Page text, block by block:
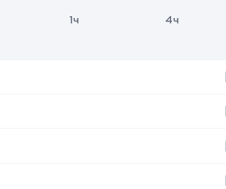
1ч 4ч